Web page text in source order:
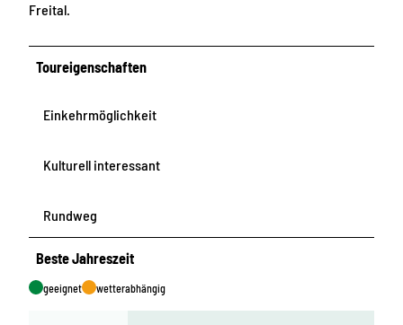
Freital.
Toureigenschaften
Einkehrmöglichkeit
Kulturell interessant
Rundweg
Beste Jahreszeit
geeignet wetterabhängig